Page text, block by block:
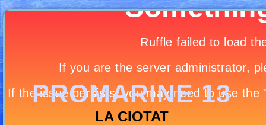
PROMARINE 13
LA CIOTAT